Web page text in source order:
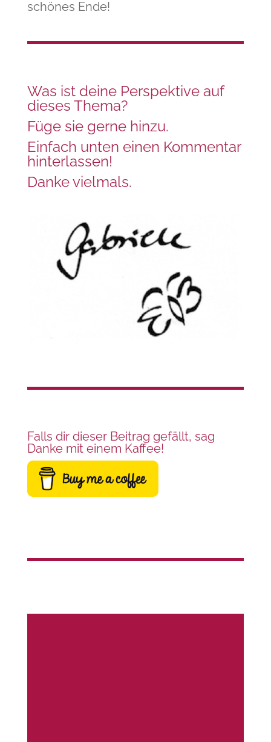
schönes Ende!
Was ist deine Perspektive auf
dieses Thema?
Füge sie gerne hinzu.
Einfach unten einen Kommentar
hinterlassen!
Danke vielmals.
Falls dir dieser Beitrag gefällt, sag
Danke mit einem Kaffee!